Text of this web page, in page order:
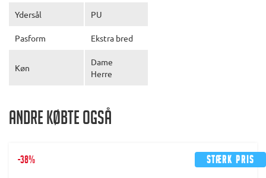
Ydersål PU
Pasform Ekstra bred
Køn
Dame
Herre
Andre købte også
Stærk pris
-38%